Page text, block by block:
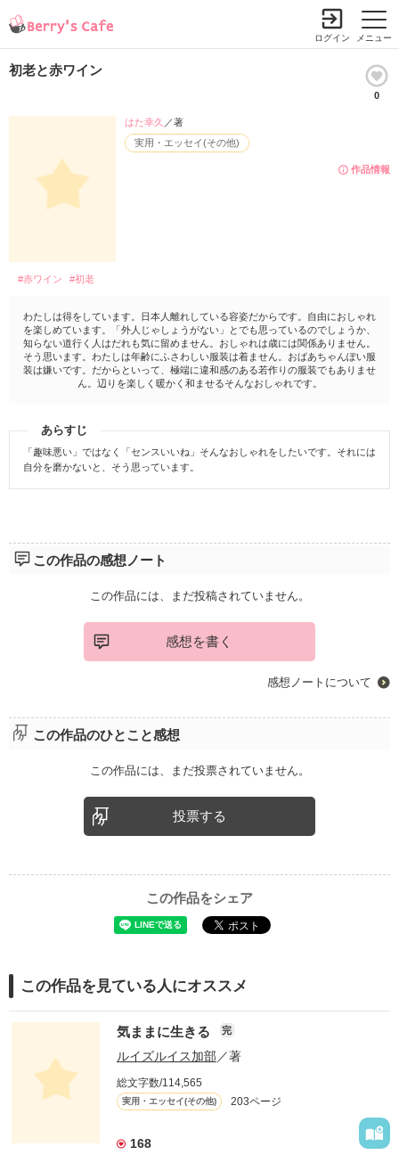
メニュー
ログイン
初老と赤ワイン
0
作品情報
実用・エッセイ(その他)
はた幸久 ／著
#赤ワイン #初老
わたしは得をしています。日本人離れしている容姿だからです。自由におしゃれ
を楽しめています。「外人じゃしょうがない」とでも思っているのでしょうか、
知らない道行く人はだれも気に留めません。おしゃれは歳には関係ありません。
そう思います。わたしは年齢にふさわしい服装は着ません。おばあちゃんぽい服
装は嫌いです。だからといって、極端に違和感のある若作りの服装でもありませ
ん。辺りを楽しく暖かく和ませるそんなおしゃれです。
あらすじ
「趣味悪い」ではなく「センスいいね」そんなおしゃれをしたいです。それには
自分を磨かないと、そう思っています。
この作品の感想ノート
この作品には、まだ投稿されていません。
感想を書く
感想ノートについて
この作品のひとこと感想
この作品には、まだ投票されていません。
投票する
この作品をシェア
この作品を見ている人にオススメ
気ままに生きる 完
ルイズルイス加部 ／著
総文字数/114,565
実用・エッセイ(その他) 203ページ
168